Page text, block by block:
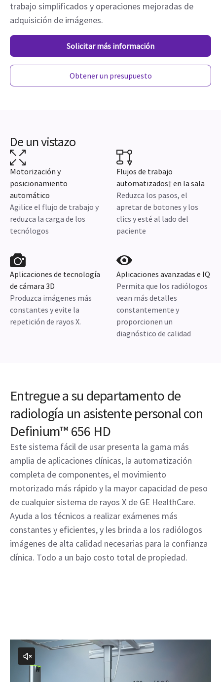
trabajo simplificados y operaciones mejoradas de
adquisición de imágenes.
Solicitar más información
Obtener un presupuesto
De un vistazo
Motorización y
posicionamiento
automático
Agilice el flujo de trabajo y
reduzca la carga de los
tecnólogos
Flujos de trabajo
automatizados† en la sala
Reduzca los pasos, el
apretar de botones y los
clics y esté al lado del
paciente
Aplicaciones de tecnología
de cámara 3D
Produzca imágenes más
constantes y evite la
repetición de rayos X.
Aplicaciones avanzadas e IQ
Permita que los radiólogos
vean más detalles
constantemente y
proporcionen un
diagnóstico de calidad
Entregue a su departamento de
radiología un asistente personal con
Definium™ 656 HD
Este sistema fácil de usar presenta la gama más
amplia de aplicaciones clínicas, la automatización
completa de componentes, el movimiento
motorizado más rápido y la mayor capacidad de peso
de cualquier sistema de rayos X de GE HealthCare.
Ayuda a los técnicos a realizar exámenes más
constantes y eficientes, y les brinda a los radiólogos
imágenes de alta calidad necesarias para la confianza
clínica. Todo a un bajo costo total de propiedad.